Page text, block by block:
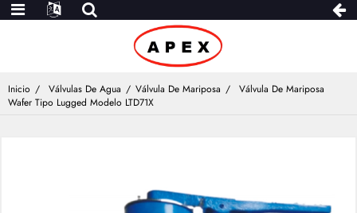
Inicio Válvulas De Agua Válvula De Mariposa
Válvula De Mariposa
Wafer Tipo Lugged Modelo LTD71X